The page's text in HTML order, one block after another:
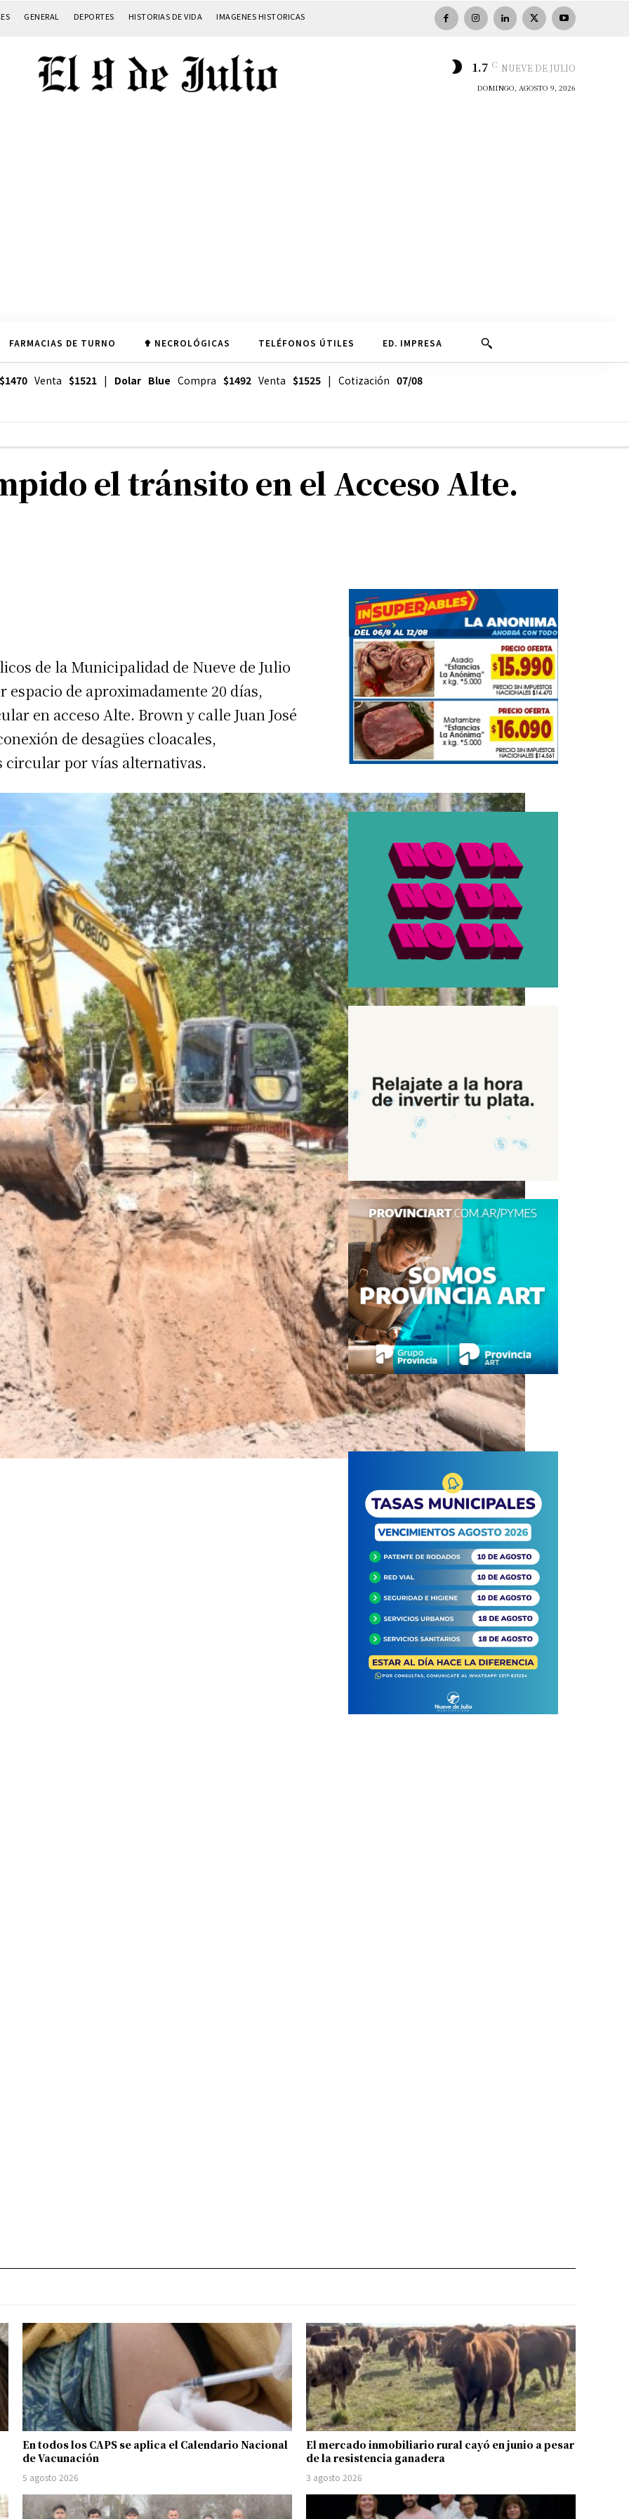
gratis
*Requerido
correo electrónico *
GENERAL DEPORTES HISTORIAS DE VIDA IMAGENES HISTORICAS
1.7 C NUEVE DE JULIO
DOMINGO, AGOSTO 9, 2026
FARMACIAS DE TURNO ✟ NECROLÓGICAS TELÉFONOS ÚTILES ED. IMPRESA
$1470Venta $1521| Dolar Blue Compra $1492Venta $1525| Cotización 07/08
el tránsito en el Acceso Alte.
de la Municipalidad de Nueve de Julio
de aproximadamente 20 días,
en acceso Alte. Brown y calle Juan José
de desagües cloacales,
circular por vías alternativas.
En todos los CAPS se aplica el Calendario Nacional
de Vacunación
5 agosto 2026
El mercado inmobiliario rural cayó en junio a pesar
de la resistencia ganadera
3 agosto 2026